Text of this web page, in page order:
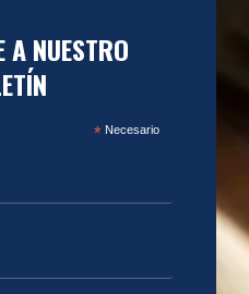
A NUESTRO
*Necesario